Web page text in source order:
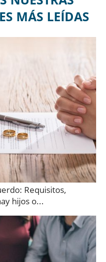
MÁS LEÍDAS
Requisitos,
hijos o...